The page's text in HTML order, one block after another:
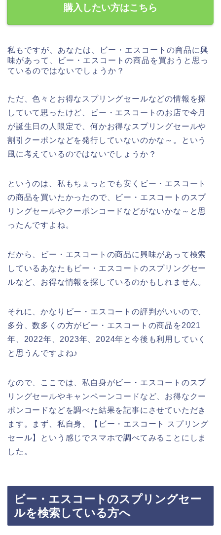
購入したい方はこちら
私もですが、あなたは、ビー・エスコートの商品に興
味があって、ビー・エスコートの商品を買おうと思っ
ているのではないでしょうか？
ただ、色々とお得なスプリングセールなどの情報を探
していて思ったけど、ビー・エスコートのお店で今月
が誕生日の人限定で、何かお得なスプリングセールや
割引クーポンなどを発行していないのかな～。という
風に考えているのではないでしょうか？
というのは、私もちょっとでも安くビー・エスコート
の商品を買いたかったので、ビー・エスコートのスプ
リングセールやクーポンコードなどがないかな～と思
ったんですよね。
だから、ビー・エスコートの商品に興味があって検索
しているあなたもビー・エスコートのスプリングセー
ルなど、お得な情報を探しているのかもしれません。
それに、かなりビー・エスコートの評判がいいので、
多分、数多くの方がビー・エスコートの商品を2021
年、2022年、2023年、2024年と今後も利用していく
と思うんですよね♪
なので、ここでは、私自身がビー・エスコートのスプ
リングセールやキャンペーンコードなど、お得なクー
ポンコードなどを調べた結果を記事にさせていただき
ます。まず、私自身、【ビー・エスコート スプリング
セール】という感じでスマホで調べてみることにしま
した。
ビー・エスコートのスプリングセー
ルを検索している方へ